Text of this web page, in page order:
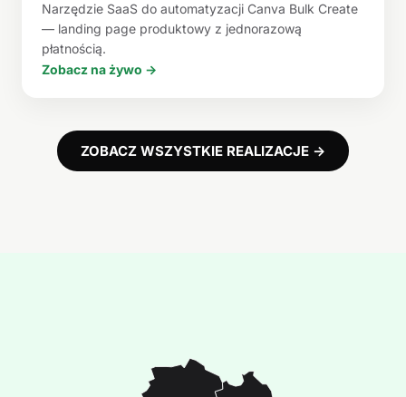
Narzędzie SaaS do automatyzacji Canva Bulk Create
— landing page produktowy z jednorazową
płatnością.
Zobacz na żywo →
ZOBACZ WSZYSTKIE REALIZACJE →